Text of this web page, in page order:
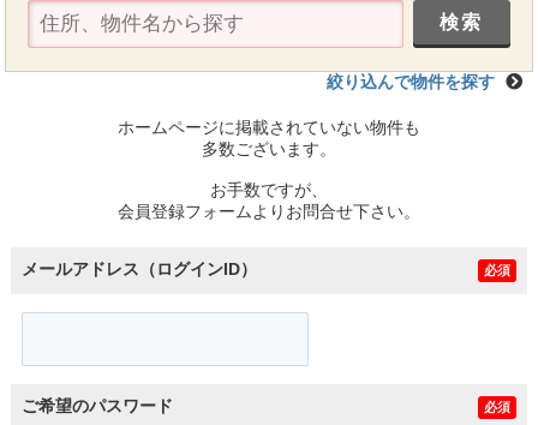
絞り込んで物件を探す
ホームページに掲載されていない物件も
多数ございます。
お手数ですが、
会員登録フォームよりお問合せ下さい。
メールアドレス（ログインID） 必須
ご希望のパスワード 必須